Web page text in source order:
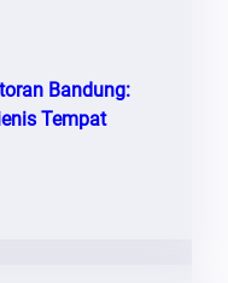
Bandung:
Tempat